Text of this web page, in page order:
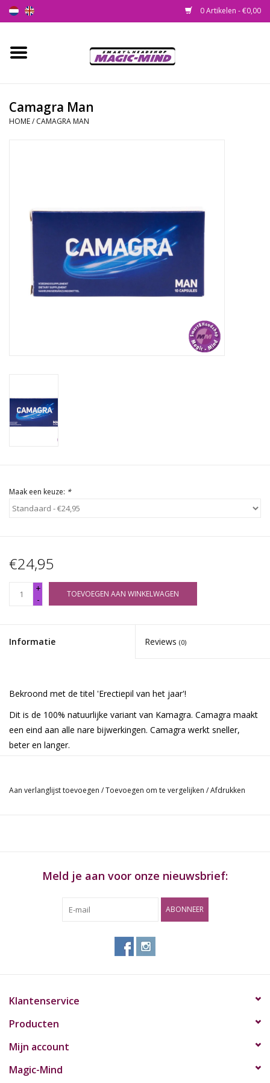
0 Artikelen - €0,00
Home
Smartshop
Health Supplies
Psychedelic
Rituals & Wierook
Camagra Man
HOME/ CAMAGRA MAN
Maak een keuze: *
€24,95
+
-
TOEVOEGEN AAN WINKELWAGEN
Informatie Reviews (0)
Bekroond met de titel 'Erectiepil van het jaar'!
Dit is de 100% natuurlijke variant van Kamagra. Camagra maakt
een eind aan alle nare bijwerkingen. Camagra werkt sneller,
beter en langer.
ook. Uw partner weet niet wat hem of haar overkomt. Met
Aan verlanglijst toevoegen /Toevoegen om te vergelijken /Afdrukken
Meld je aan voor onze nieuwsbrief:
ABONNEER
Klantenservice
Producten
Mijn account
Magic-Mind